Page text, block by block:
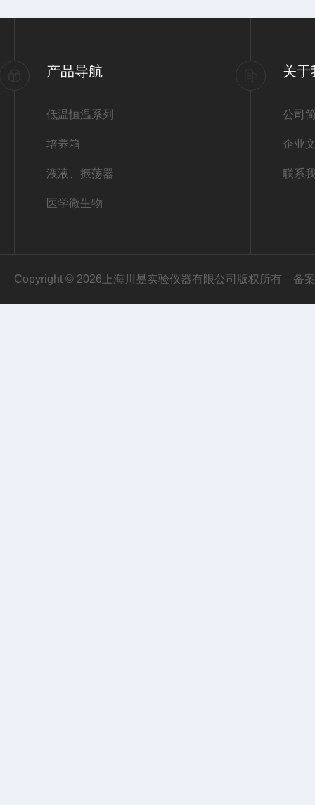
产品导航
低温恒温系列
培养箱
液液、振荡器
医学微生物
关于
公司
企业
联系
Copyright © 2026上海川昱实验仪器有限公司版权所有 备